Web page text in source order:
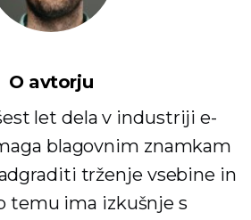
O avtorju
let dela v industriji e-
blagovnim znamkam
trženje vsebine in
temu ima izkušnje s